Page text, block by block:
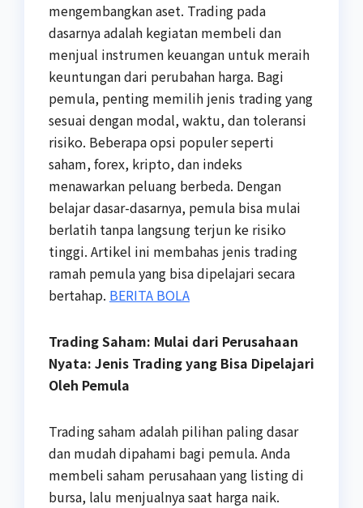
mengembangkan aset. Trading pada
dasarnya adalah kegiatan membeli dan
menjual instrumen keuangan untuk meraih
keuntungan dari perubahan harga. Bagi
pemula, penting memilih jenis trading yang
sesuai dengan modal, waktu, dan toleransi
risiko. Beberapa opsi populer seperti
saham, forex, kripto, dan indeks
menawarkan peluang berbeda. Dengan
belajar dasar-dasarnya, pemula bisa mulai
berlatih tanpa langsung terjun ke risiko
tinggi. Artikel ini membahas jenis trading
ramah pemula yang bisa dipelajari secara
bertahap. BERITA BOLA
Trading Saham: Mulai dari Perusahaan
Nyata: Jenis Trading yang Bisa Dipelajari
Oleh Pemula
Trading saham adalah pilihan paling dasar
dan mudah dipahami bagi pemula. Anda
membeli saham perusahaan yang listing di
bursa, lalu menjualnya saat harga naik.